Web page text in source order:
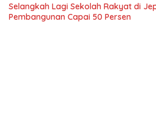
Selangkah Lagi Sekolah Rakyat di
Pembangunan Capai 50 Persen